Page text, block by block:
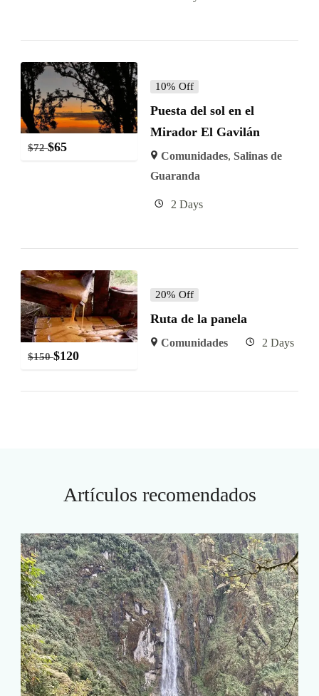
$72 $65
10% Off
Puesta del sol en el
Mirador El Gavilán
Comunidades, Salinas de
Guaranda
2 Days
$150 $120
20% Off
Ruta de la panela
Comunidades 2 Days
Artículos recomendados